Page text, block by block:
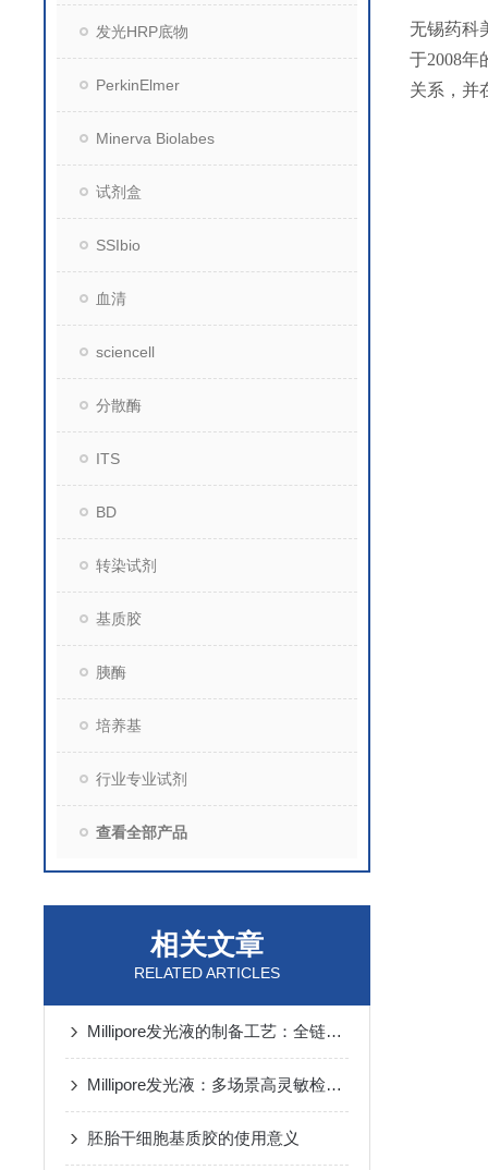
发光HRP底物
PerkinElmer
Minerva Biolabes
试剂盒
SSIbio
血清
sciencell
分散酶
ITS
BD
转染试剂
基质胶
胰酶
培养基
行业专业试剂
查看全部产品
相关文章
RELATED ARTICLES
Millipore发光液的制备工艺：全链路质控保障检测性能稳定
Millipore发光液：多场景高灵敏检测的核心试剂支撑
胚胎干细胞基质胶的使用意义
无锡药科
于2008年
关系，并